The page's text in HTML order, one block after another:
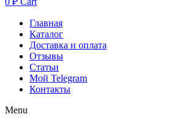
Главная
Каталог
Доставка и оплата
Отзывы
Статьи
Мой Telegram
Контакты
Menu